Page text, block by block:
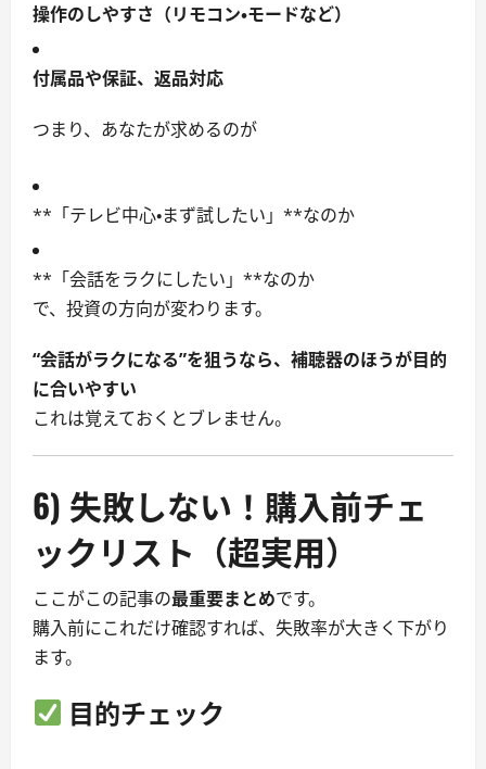
操作のしやすさ（リモコン・モードなど）
付属品や保証、返品対応
つまり、あなたが求めるのが
**「テレビ中心・まず試したい」**なのか
**「会話をラクにしたい」**なのか
で、投資の方向が変わります。
“会話がラクになる”を狙うなら、補聴器のほうが目的
に合いやすい
これは覚えておくとブレません。
6) 失敗しない！購入前チェ
ックリスト（超実用）
ここがこの記事の最重要まとめです。
購入前にこれだけ確認すれば、失敗率が大きく下がり
ます。
目的チェック